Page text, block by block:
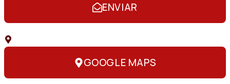
ENVIAR
GOOGLE MAPS